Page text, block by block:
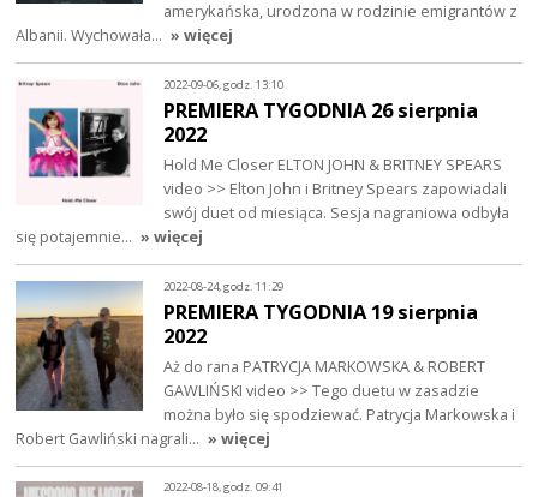
amerykańska, urodzona w rodzinie emigrantów z
Albanii. Wychowała… » więcej
2022-09-06, godz. 13:10
PREMIERA TYGODNIA 26 sierpnia
2022
Hold Me Closer ELTON JOHN & BRITNEY SPEARS
video >> Elton John i Britney Spears zapowiadali
swój duet od miesiąca. Sesja nagraniowa odbyła
się potajemnie… » więcej
2022-08-24, godz. 11:29
PREMIERA TYGODNIA 19 sierpnia
2022
Aż do rana PATRYCJA MARKOWSKA & ROBERT
GAWLIŃSKI video >> Tego duetu w zasadzie
można było się spodziewać. Patrycja Markowska i
Robert Gawliński nagrali… » więcej
2022-08-18, godz. 09:41